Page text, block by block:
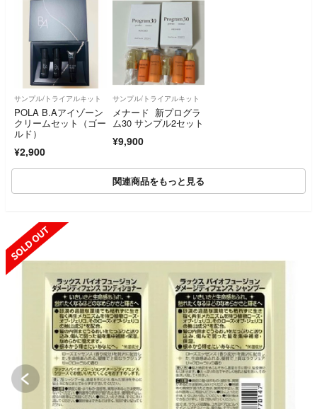
サンプル/トライアルキット
POLA B.Aアイゾーン
クリームセット（ゴー
ルド）
¥2,900
サンプル/トライアルキット
メナード 新プログラ
ム30 サンプル2セット
¥9,900
関連商品をもっと見る